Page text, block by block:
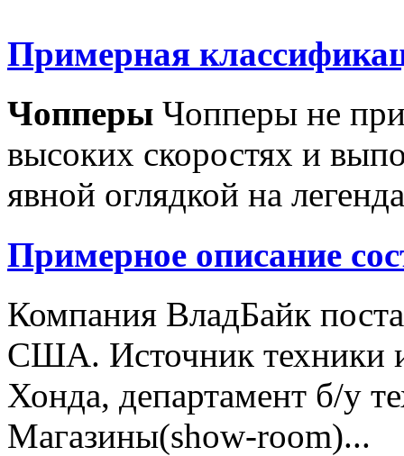
Примерная
Чопперы Чопперы не
высоких скоростях и
явной оглядкой на
Примерное описание
Компания ВладБайк
США. Источник техники
Хонда, департамент б/у
Магазины(show-room)...